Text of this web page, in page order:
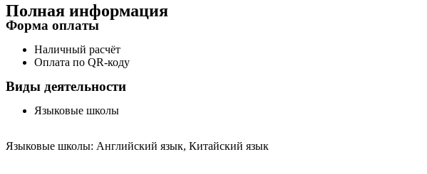
Полная информация
Форма оплаты
Наличный расчёт
Оплата по QR-коду
Виды деятельности
Языковые школы
Языковые школы: Английский язык, Китайский язык